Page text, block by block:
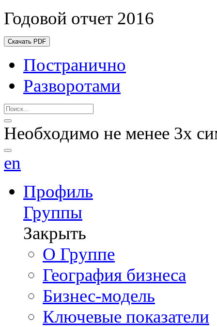
Годовой отчет 2016
Скачать PDF
Постранично
Разворотами
Необходимо не менее 3х
en
Профиль
Группы
Закрыть
О Группе
География бизнеса
Бизнес-модель
Ключевые показатели